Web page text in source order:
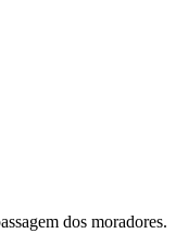
dos moradores.